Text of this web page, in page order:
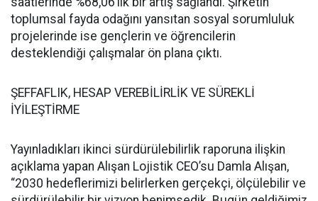
toplumsal fayda odağını yansıtan sosyal sorumluluk
projelerinde ise gençlerin ve öğrencilerin
desteklendiği çalışmalar ön plana çıktı.
ŞEFFAFLIK, HESAP VEREBİLİRLİK VE SÜREKLİ
İYİLEŞTİRME
Yayınladıkları ikinci sürdürülebilirlik raporuna ilişkin
açıklama yapan Alışan Lojistik CEO’su Damla Alışan,
“2030 hedeflerimizi belirlerken gerçekçi, ölçülebilir ve